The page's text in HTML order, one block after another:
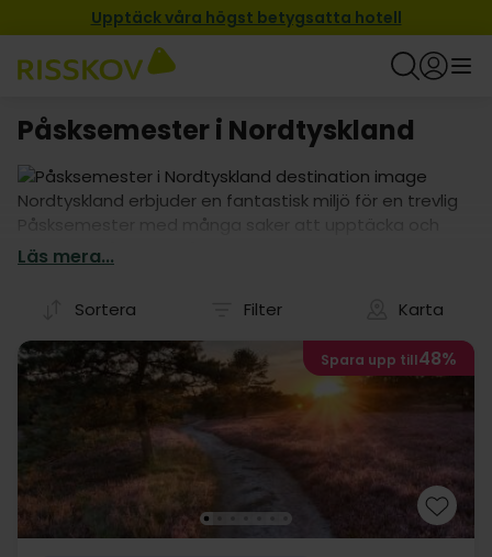
Upptäck våra högst betygsatta hotell
Påsksemester i Nordtyskland
Nordtyskland erbjuder en fantastisk miljö för en trevlig
Påsksemester med många saker att upptäcka och
utforska. Många av våra hotellpaket inkluderar
Läs mera...
Sortera Filter Karta
Spara upp till48%